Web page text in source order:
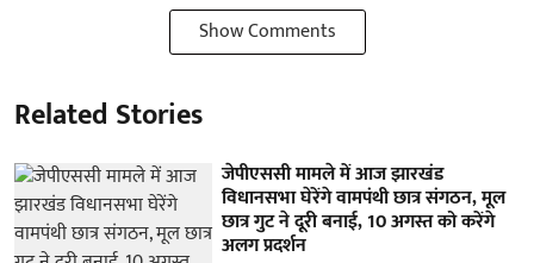
Show Comments
Related Stories
जेपीएससी मामले में आज झारखंड
विधानसभा घेरेंगे वामपंथी छात्र संगठन, मूल
छात्र गुट ने दूरी बनाई, 10 अगस्त को करेंगे
अलग प्रदर्शन